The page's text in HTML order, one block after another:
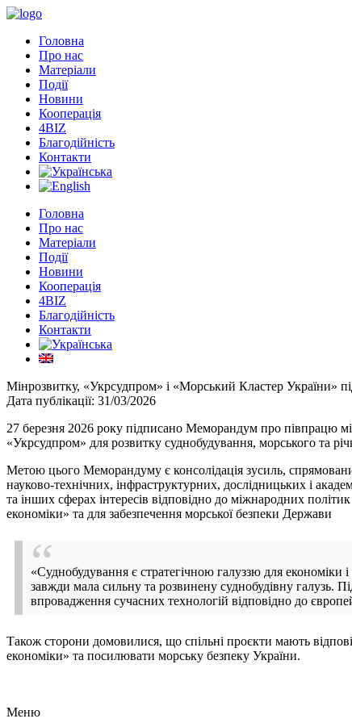
Головна
Про нас
Матеріали
Події
Новини
Кооперація
4BIZ
Благодійність
Контакти
Головна
Про нас
Матеріали
Події
Новини
Кооперація
4BIZ
Благодійність
Контакти
Мінрозвитку, «Укрсудпром» і «Морський Кластер України»
Дата публікації: 31/03/2026
27 березня 2026 року підписано Меморандум про півпрацю
«Укрсудпром» для розвитку суднобудування, морського та
Метою цього Меморандуму є консолідація зусиль,
науково-технічних, інфраструктурних, дослідницьких і
та інших сферах інтересів відповідно до міжнародних
економіки» та для забезпечення морської безпеки Держави
«Суднобудування є стратегічною галуззю для економіки
завжди мала сильну та розвинену суднобудівну галузь.
впровадження сучасних технологій відповідно до
Також сторони домовилися, що спільні проєкти мають
економіки» та посилювати морську безпеку України.
Меню